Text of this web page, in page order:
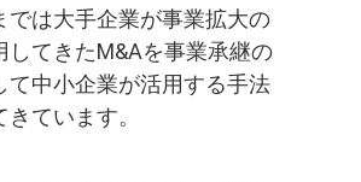
では大手企業が事業拡大の
してきたM&Aを事業承継の
て中小企業が活用する手法
ています。